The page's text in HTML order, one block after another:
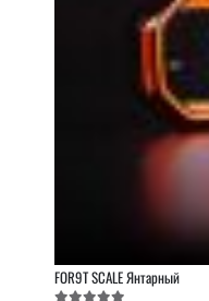
FOR9T SCALE Янтарный